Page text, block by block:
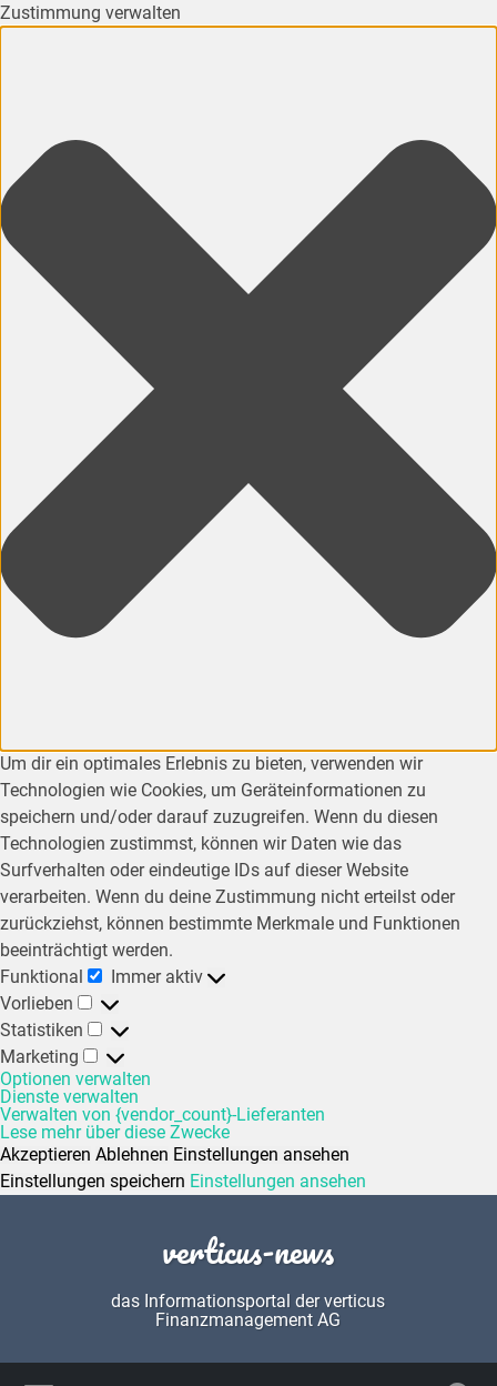
Zustimmung verwalten
Um dir ein optimales Erlebnis zu bieten, verwenden wir
Technologien wie Cookies, um Geräteinformationen zu
speichern und/oder darauf zuzugreifen. Wenn du diesen
Technologien zustimmst, können wir Daten wie das
Surfverhalten oder eindeutige IDs auf dieser Website
verarbeiten. Wenn du deine Zustimmung nicht erteilst oder
zurückziehst, können bestimmte Merkmale und Funktionen
beeinträchtigt werden.
Funktional
Immer aktiv
Vorlieben
Statistiken
Marketing
Optionen verwalten
Dienste verwalten
Verwalten von {vendor_count}-Lieferanten
Lese mehr über diese Zwecke
Akzeptieren Ablehnen Einstellungen ansehen
Einstellungen speichern Einstellungen ansehen
verticus-news
das Informationsportal der verticus
Finanzmanagement AG